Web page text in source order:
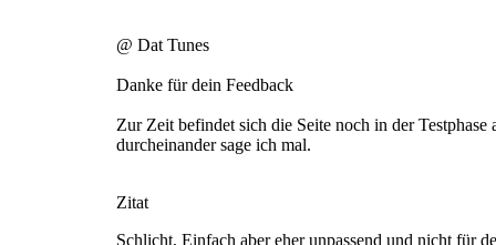
@ Dat Tunes
Danke für dein Feedback
Zur Zeit befindet sich die Seite noch in der
durcheinander sage ich mal.
Zitat
Schlicht, Einfach aber eher unpassend und nicht für